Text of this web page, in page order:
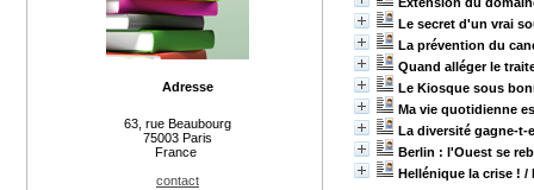
Le secret d'un vrai
La prévention du
Quand alléger le
Le Kiosque sous
Ma vie quotidienne
La diversité gagne-t-
Berlin : l'Ouest se
Hellénique la crise ! /
Adresse
63, rue Beaubourg
75003 Paris
France
contact